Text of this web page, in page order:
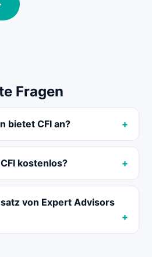
Fragen
bietet CFI an?
kostenlos?
von Expert Advisors